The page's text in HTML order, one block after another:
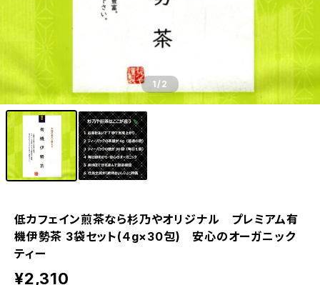
1/2
低カフェイン煎茶なら杉乃やオリジナル プレミアム有
機伊勢茶 3袋セット(４g×30包) 安心のオーガニック
ティー
¥2,310